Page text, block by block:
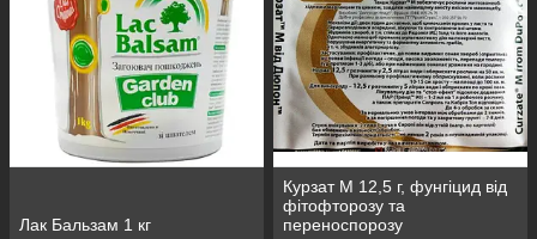
Лак Бальзам 1 кг
Курзат М 12,5 г, фунгіцид від
фітофторозу та
переноспорозу